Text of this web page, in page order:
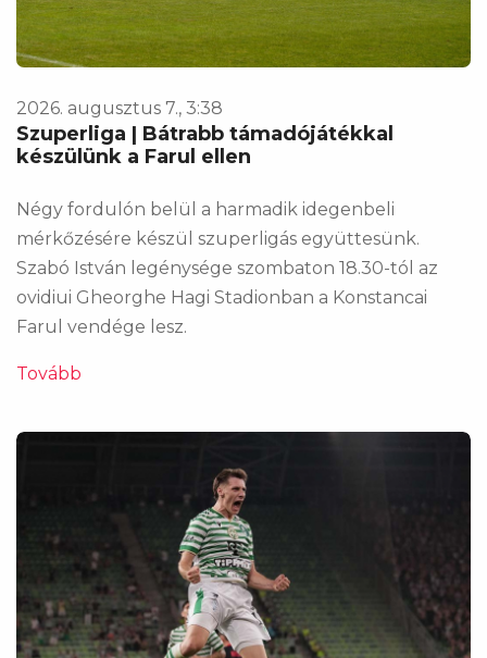
2026. augusztus 7., 3:38
Szuperliga | Bátrabb támadójátékkal
készülünk a Farul ellen
Négy fordulón belül a harmadik idegenbeli
mérkőzésére készül szuperligás együttesünk.
Szabó István legénysége szombaton 18.30-tól az
ovidiui Gheorghe Hagi Stadionban a Konstancai
Farul vendége lesz.
Tovább